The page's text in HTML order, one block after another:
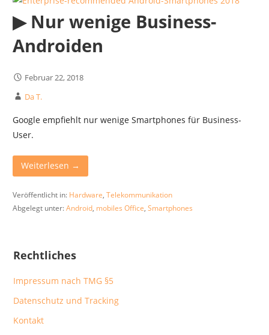
▶︎ Nur wenige Business-
Androiden
Februar 22, 2018
Da T.
Google empfiehlt nur wenige Smartphones für Business-
User.
Weiterlesen →
Veröffentlicht in: Hardware, Telekommunikation
Abgelegt unter:Android, mobiles Office, Smartphones
Rechtliches
Impressum nach TMG §5
Datenschutz und Tracking
Kontakt